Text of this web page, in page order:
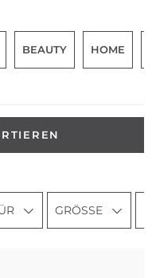
BEAUTY HOME
GRÖSSE